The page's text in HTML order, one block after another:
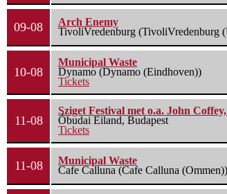
09-08
Arch Enemy
TivoliVredenburg (TivoliVredenburg
10-08
Municipal Waste
Dynamo (Dynamo (Eindhoven))
Tickets
11-08
Sziget Festival met o.a. John
Óbudai Eiland, Budapest
Tickets
11-08
Municipal Waste
Cafe Calluna (Cafe Calluna (Ommen))